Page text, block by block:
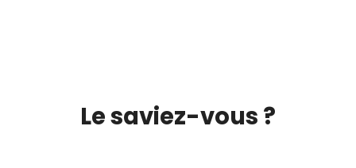
Le saviez-vous ?